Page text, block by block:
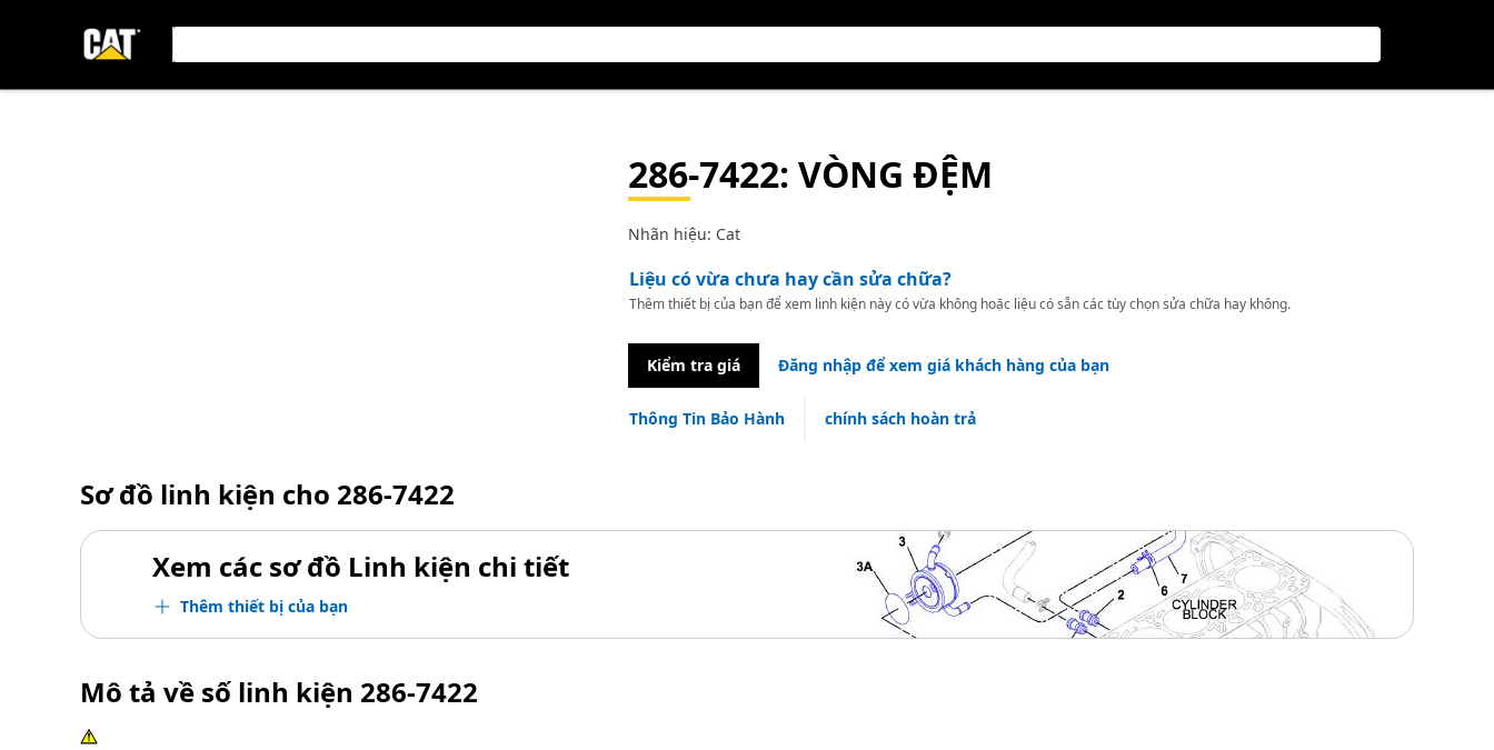
286-7422: VÒNG ĐỆM
Nhãn hiệu: Cat
Liệu có vừa chưa hay cần sửa chữa?
Thêm thiết bị của bạn để xem linh kiện này có vừa không hoặc liệu có sẵn các tùy chọn sửa chữa hay không.
Kiểm tra giá Đăng nhập để xem giá khách hàng của bạn
Thông Tin Bảo Hành chính sách hoàn trả
Sơ đồ linh kiện cho 286-7422
Xem các sơ đồ Linh kiện chi tiết
Thêm thiết bị của bạn
Mô tả về số linh kiện 286-7422